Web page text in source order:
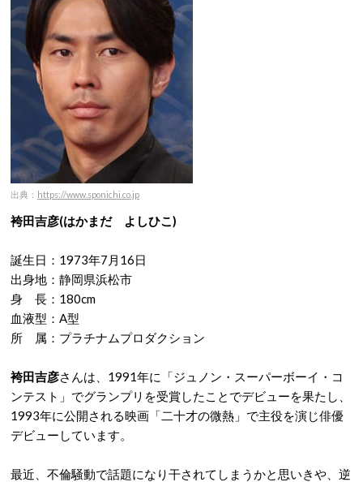
出典： https://www.sponichi.co.jp
袴田吉彦(はかまだ よしひこ)
誕生日：1973年7月16日
出身地：静岡県浜松市
身 長：180cm
血液型：A型
所 属：プラチナムプロダクション
袴田吉彦さんは、1991年に「ジュノン・スーパーボーイ・コ
ンテスト」でグランプリを受賞したことでデビューを果たし、
1993年に公開される映画「二十才の微熱」で主役を演じ俳優
デビューしています。
最近、不倫騒動で話題になり干されてしまうかと思いきや、逆